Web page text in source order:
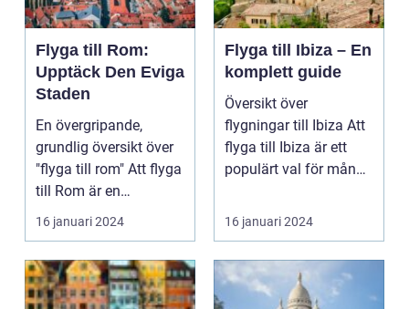
Flyga till Rom:
Upptäck Den Eviga
Staden
En övergripande,
grundlig översikt över
"flyga till rom" Att flyga
till Rom är en
spännande uppleve...
16 januari 2024
Flyga till Ibiza – En
komplett guide
Översikt över
flygningar till Ibiza Att
flyga till Ibiza är ett
populärt val för många
16 januari 2024